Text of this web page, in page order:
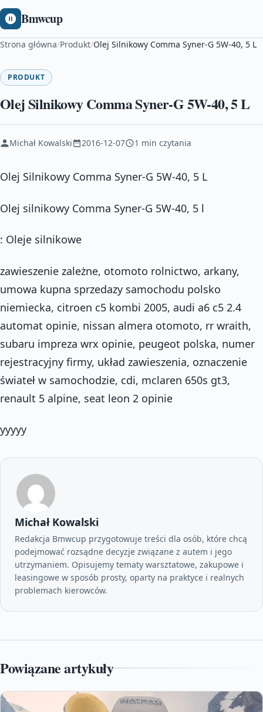
Bmwcup
Strona główna/Produkt/Olej Silnikowy Comma Syner-G 5W-40, 5 L
PRODUKT
Olej Silnikowy Comma Syner-G 5W-40, 5 L
Michał Kowalski 2016-12-07 1 min czytania
Olej Silnikowy Comma Syner-G 5W-40, 5 L
Olej silnikowy Comma Syner-G 5W-40, 5 l
: Oleje silnikowe
zawieszenie zależne, otomoto rolnictwo, arkany,
umowa kupna sprzedazy samochodu polsko
niemiecka, citroen c5 kombi 2005, audi a6 c5 2.4
automat opinie, nissan almera otomoto, rr wraith,
subaru impreza wrx opinie, peugeot polska, numer
rejestracyjny firmy, układ zawieszenia, oznaczenie
świateł w samochodzie, cdi, mclaren 650s gt3,
renault 5 alpine, seat leon 2 opinie
yyyyy
Michał Kowalski
Redakcja Bmwcup przygotowuje treści dla osób, które chcą
podejmować rozsądne decyzje związane z autem i jego
utrzymaniem. Opisujemy tematy warsztatowe, zakupowe i
leasingowe w sposób prosty, oparty na praktyce i realnych
problemach kierowców.
Powiązane artykuły